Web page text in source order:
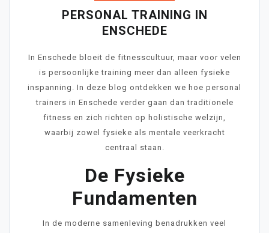
PERSONAL TRAINING IN
ENSCHEDE
In Enschede bloeit de fitnesscultuur, maar voor velen
is persoonlijke training meer dan alleen fysieke
inspanning. In deze blog ontdekken we hoe personal
trainers in Enschede verder gaan dan traditionele
fitness en zich richten op holistische welzijn,
waarbij zowel fysieke als mentale veerkracht
centraal staan.
De Fysieke
Fundamenten
In de moderne samenleving benadrukken veel